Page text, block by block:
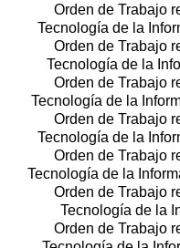
Orden de Trabajo
Tecnología de la
Orden de Trabajo
Tecnología de la
Orden de Trabajo
Tecnología de la
Orden de Trabajo
Tecnología de la
Orden de Trabajo
Tecnología de la
Orden de Trabajo
Tecnología de la
Orden de Trabajo